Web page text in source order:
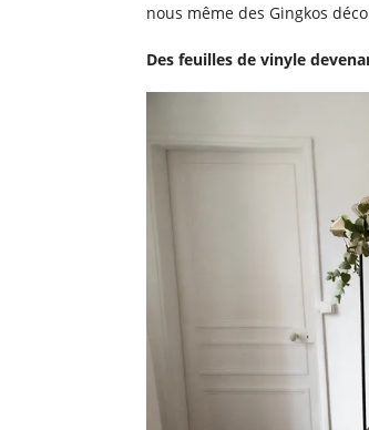
nous même des Gingkos
Des feuilles de vinyle